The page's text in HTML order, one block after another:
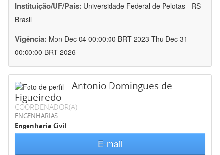
Instituição/UF/País: Universidade Federal de Pelotas - RS -
Brasil
Vigência: Mon Dec 04 00:00:00 BRT 2023-Thu Dec 31
00:00:00 BRT 2026
Antonio Domingues de
Figueiredo
COORDENADOR(A)
ENGENHARIAS
Engenharia Civil
E-mail